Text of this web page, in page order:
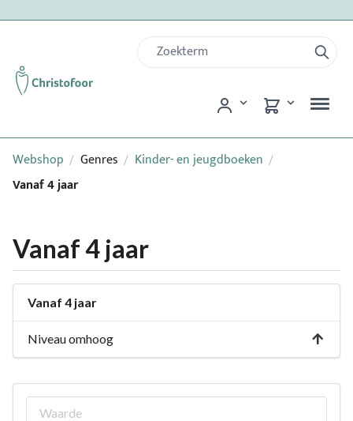
Webshop / Genres / Kinder- en jeugdboeken /
Vanaf 4 jaar
Vanaf 4 jaar
Vanaf 4 jaar
Niveau omhoog